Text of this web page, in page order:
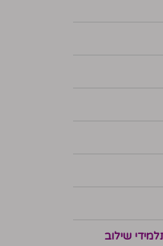
שילוב